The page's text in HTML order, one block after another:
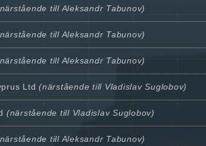
till Aleksandr Tabunov)
till Aleksandr Tabunov)
till Aleksandr Tabunov)
Ltd (närstående till Vladislav Suglobov)
(närstående till Vladislav Suglobov)
till Aleksandr Tabunov)